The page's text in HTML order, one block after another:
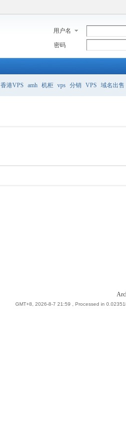
用户名
密码
香港VPS amh 机柜 vps 分销 VPS 域名出售
GMT+8, 2026-8-7 21:59 , Processed in